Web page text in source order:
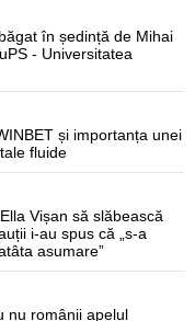
în ședință de Mihai
- Universitatea
și importanța unei
fluide
Vișan să slăbească
i-au spus că „s-a
asumare”
nu românii apelul